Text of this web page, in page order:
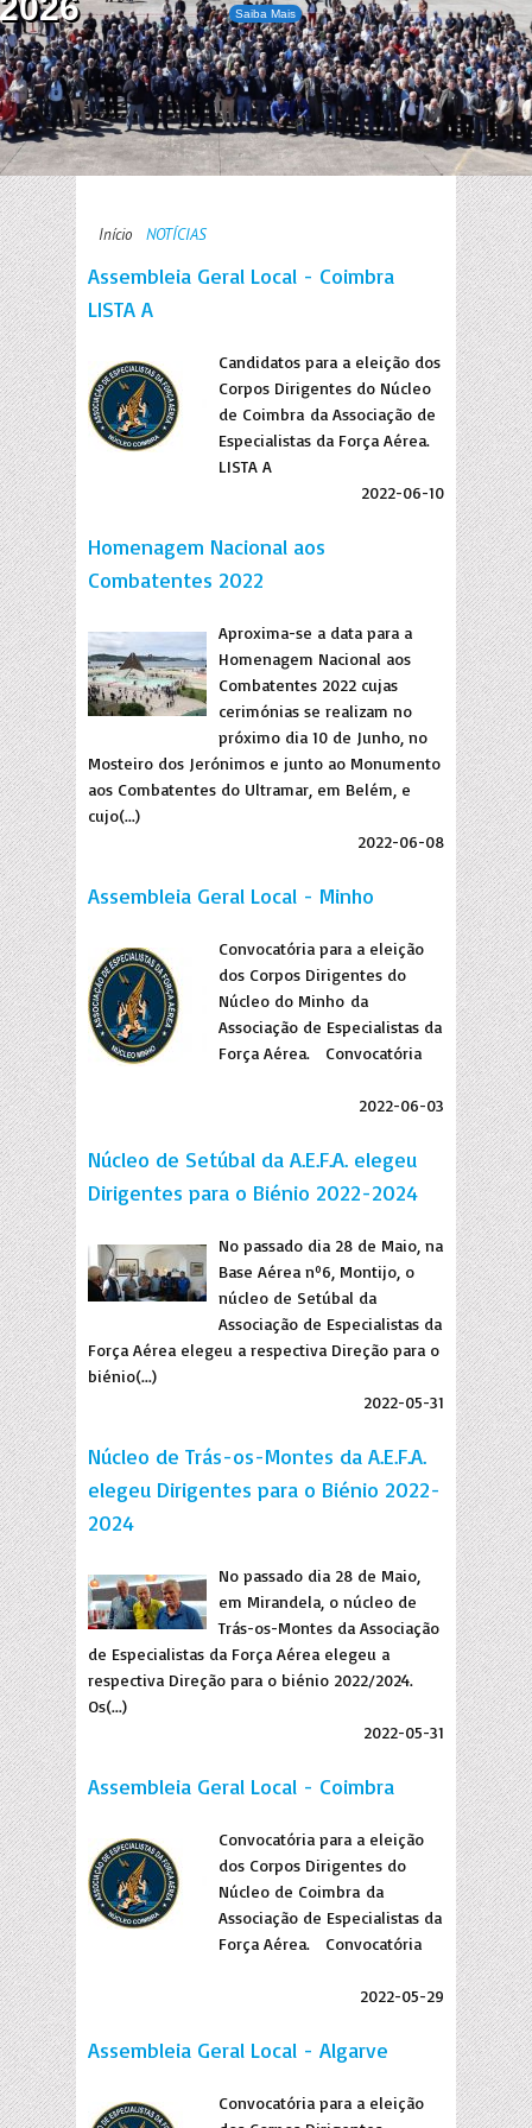
Saiba Mais
Início NOTÍCIAS
Assembleia Geral Local - Coimbra
LISTA A
Candidatos para a eleição dos
Corpos Dirigentes do Núcleo
de Coimbra da Associação de
Especialistas da Força Aérea.
LISTA A
2022-06-10
Homenagem Nacional aos
Combatentes 2022
Aproxima-se a data para a
Homenagem Nacional aos
Combatentes 2022 cujas
cerimónias se realizam no
próximo dia 10 de Junho, no
Mosteiro dos Jerónimos e junto ao Monumento
aos Combatentes do Ultramar, em Belém, e
cujo(...)
2022-06-08
Assembleia Geral Local - Minho
Convocatória para a eleição
dos Corpos Dirigentes do
Núcleo do Minho da
Associação de Especialistas da
Força Aérea. Convocatória
2022-06-03
Núcleo de Setúbal da A.E.F.A. elegeu
Dirigentes para o Biénio 2022-2024
No passado dia 28 de Maio, na
Base Aérea nº6, Montijo, o
núcleo de Setúbal da
Associação de Especialistas da
Força Aérea elegeu a respectiva Direção para o
biénio(...)
2022-05-31
Núcleo de Trás-os-Montes da A.E.F.A.
elegeu Dirigentes para o Biénio 2022-
2024
No passado dia 28 de Maio,
em Mirandela, o núcleo de
Trás-os-Montes da Associação
de Especialistas da Força Aérea elegeu a
respectiva Direção para o biénio 2022/2024.
Os(...)
2022-05-31
Assembleia Geral Local - Coimbra
Convocatória para a eleição
dos Corpos Dirigentes do
Núcleo de Coimbra da
Associação de Especialistas da
Força Aérea. Convocatória
2022-05-29
Assembleia Geral Local - Algarve
Convocatória para a eleição